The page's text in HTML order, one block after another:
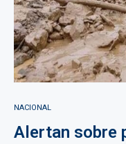
NACIONAL
Alertan sobre